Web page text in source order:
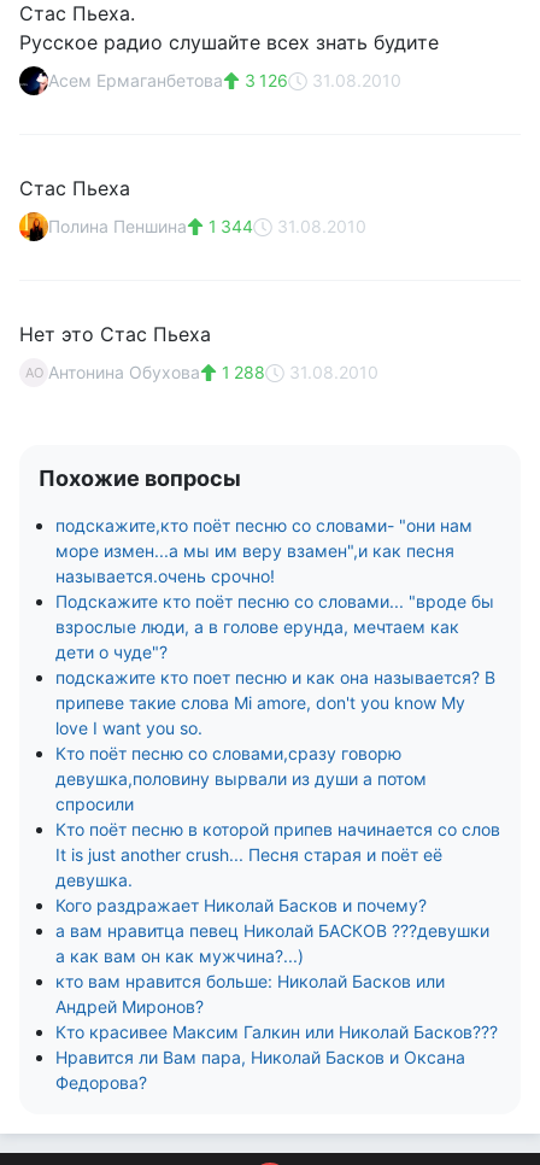
Стас Пьеха.
Русское радио слушайте всех знать будите
Асем Ермаганбетова 3 126 31.08.2010
Стас Пьеха
Полина Пеншина 1 344 31.08.2010
Нет это Стас Пьеха
АО Антонина Обухова 1 288 31.08.2010
Похожие вопросы
подскажите,кто поёт песню со словами- "они нам
море измен...а мы им веру взамен",и как песня
называется.очень срочно!
Подскажите кто поёт песню со словами... "вроде бы
взрослые люди, а в голове ерунда, мечтаем как
дети о чуде"?
подскажите кто поет песню и как она называется? В
припеве такие слова Mi amore, don't you know My
love I want you so.
Кто поёт песню со словами,сразу говорю
девушка,половину вырвали из души а потом
спросили
Кто поёт песню в которой припев начинается со слов
It is just another crush... Песня старая и поёт её
девушка.
Кого раздражает Николай Басков и почему?
а вам нравитца певец Николай БАСКОВ ???девушки
а как вам он как мужчина?...)
кто вам нравится больше: Николай Басков или
Андрей Миронов?
Кто красивее Максим Галкин или Николай Басков???
Нравится ли Вам пара, Николай Басков и Оксана
Федорова?